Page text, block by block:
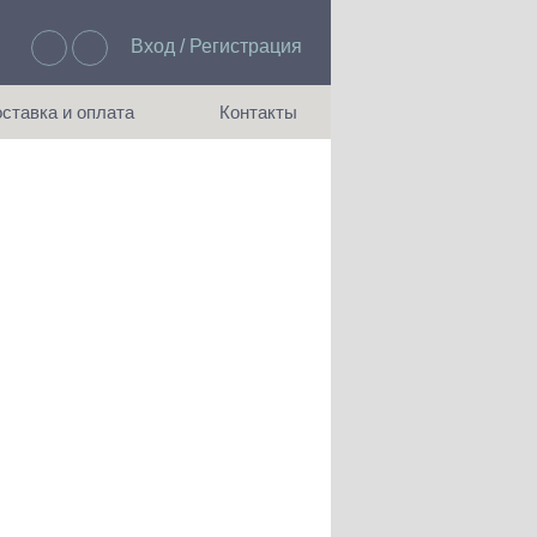
Вход / Регистрация
и оплата Контакты